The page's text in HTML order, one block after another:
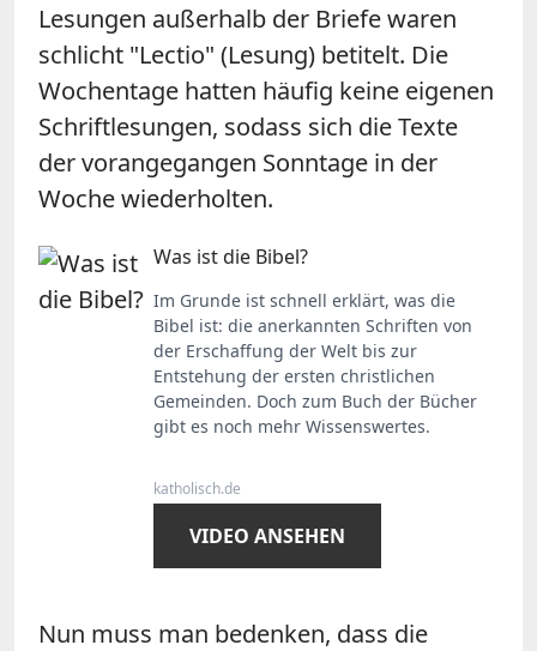
Lesungen außerhalb der Briefe waren
schlicht "Lectio" (Lesung) betitelt. Die
Wochentage hatten häufig keine eigenen
Schriftlesungen, sodass sich die Texte
der vorangegangen Sonntage in der
Woche wiederholten.
Was ist die Bibel?
Im Grunde ist schnell erklärt, was die
Bibel ist: die anerkannten Schriften von
der Erschaffung der Welt bis zur
Entstehung der ersten christlichen
Gemeinden. Doch zum Buch der Bücher
gibt es noch mehr Wissenswertes.
katholisch.de
VIDEO ANSEHEN
Nun muss man bedenken, dass die